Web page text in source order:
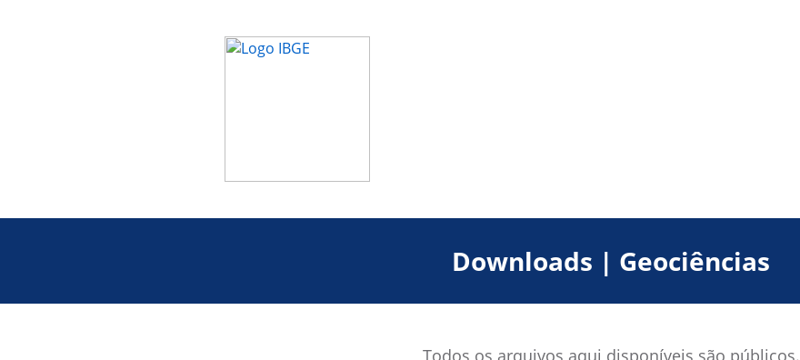
Downloads | Geociências
Todos os arquivos aqui disponíveis são públicos.